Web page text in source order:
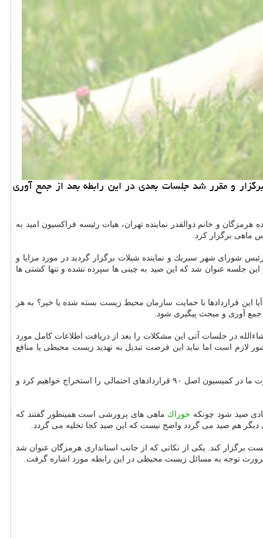
و مقرر شد جلسات بعدی در این رابطه بعد از جمع آوری
و خانم ذوالقدر نماینده تهران، هیات رئیسه فراكسیون امید به
ماهی برگزار كرد.
شورای شهر سیریك و نماینده شیلات برگزار گردید در مورد مزایا و
جلسه عنوان شد كه این صید به چینی ها سپرده نشده و تنها كشتی ها
این قراردادها با حمایت سازمان محیط زیست بسته شده یا خیر؟ به هر
جمع آوری و مبحث پیگیری شود.
در جلسات آتی این مشكلات را بعد از دریافت اطلاعات كامل مورد
لازم است اما نباید این فرصت تبدیل به تهدید زیست محیطی یا منافع
وی همینطور افزود: بعضی از حاضرین در جلسه همینطور گفتند كه احیانا مبحث را بعنوان شكایت در كمیسیون اصلا ۹۰ مطرح خواهیم كرد كه در این صورت ما در كمیسیون اصل ۹۰ قراردادهای احتمالی را استخراج خواهیم كرد و
صید شود چونكه خوراك ماهی های پرورشی است همینطور گفتند كه
هم صید می گردد واضح نیست كه این صید كجا تخلیه می گردد.
كند. یكی از نكاتی كه از جانب استانداری هرمزگان عنوان شد
ضرورت توجه به مسائل زیست محیطی در این رابطه مورد اشاره گرفت.